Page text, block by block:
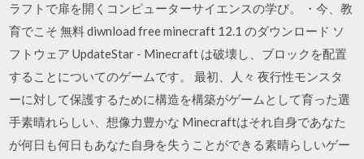
ラフトで扉を開くコンピューターサイエンスの学び。 ・今、教
育でこそ 無料 diwnload free minecraft 12.1 のダウンロード ソ
フトウェア UpdateStar - Minecraft は破壊し、ブロックを配置
することについてのゲームです。 最初、人々 夜行性モンスタ
ーに対して保護するために構造を構築がゲームとして育った選
手素晴れらしい、想像力豊かな Minecraftはそれ自身であなた
が何日も何日もあなた自身を失うことができる素晴らしいゲー